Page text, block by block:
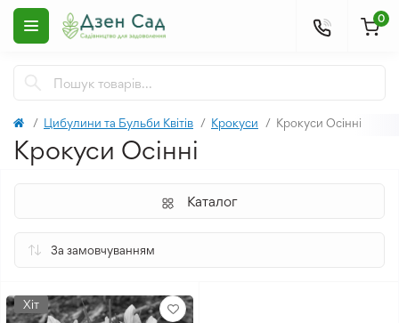
0
Цибулини та Бульби Квітів Крокуси Крокуси Осінні
Крокуси Осінні
Каталог
Хіт